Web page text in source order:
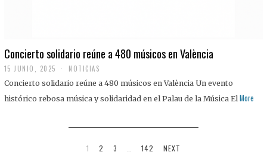
Concierto solidario reúne a 480 músicos en València
15 JUNIO, 2025 NOTICIAS
Concierto solidario reúne a 480 músicos en València Un evento
histórico rebosa música y solidaridad en el Palau de la Música El More
1 2 3 142 NEXT